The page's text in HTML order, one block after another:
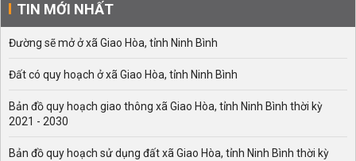
TIN MỚI NHẤT
Đường sẽ mở ở xã Giao Hòa, tỉnh Ninh Bình
Đất có quy hoạch ở xã Giao Hòa, tỉnh Ninh Bình
Bản đồ quy hoạch giao thông xã Giao Hòa, tỉnh Ninh Bình thời kỳ
2021 - 2030
Bản đồ quy hoạch sử dụng đất xã Giao Hòa, tỉnh Ninh Bình thời kỳ